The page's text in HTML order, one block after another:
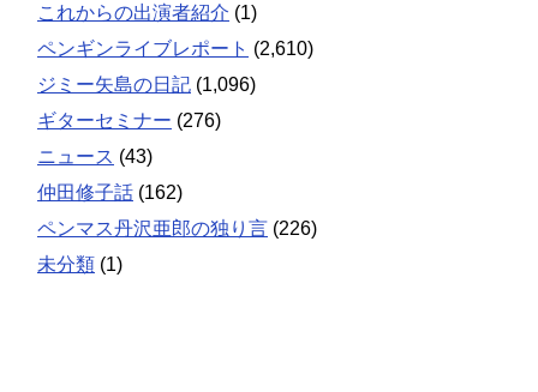
これからの出演者紹介 (1)
ペンギンライブレポート (2,610)
ジミー矢島の日記 (1,096)
ギターセミナー (276)
ニュース (43)
仲田修子話 (162)
ペンマス丹沢亜郎の独り言 (226)
未分類 (1)